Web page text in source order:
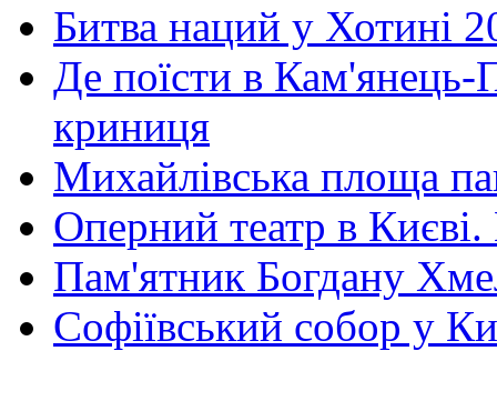
Битва наций у Хотині
Де поїсти в Кам'янець-
криниця
Михайлівська площа
Оперний театр в
Пам'ятник Богдану
Софіївський собор у